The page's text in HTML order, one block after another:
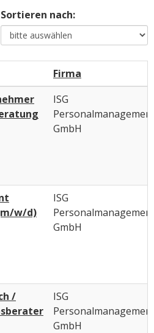
Sortieren nach:
Firma
ISG
GmbH
w/d)
ISG
GmbH
/
ISG
GmbH